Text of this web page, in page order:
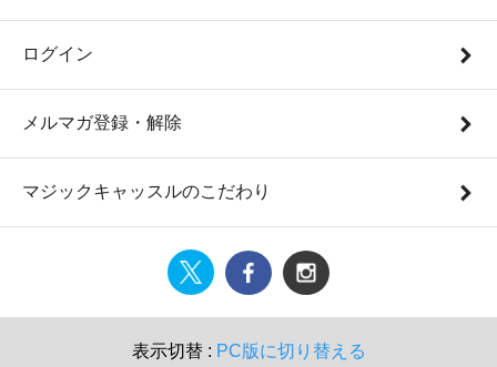
ログイン
メルマガ登録・解除
マジックキャッスルのこだわり
表示切替 : PC版に切り替える